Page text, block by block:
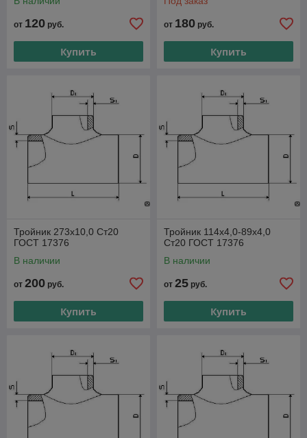
от 120 руб.
Купить
от 180 руб.
Купить
Тройник 273х10,0 Ст20
ГОСТ 17376
В наличии
от 200 руб.
Купить
Тройник 114х4,0-89х4,0
Ст20 ГОСТ 17376
В наличии
от 25 руб.
Купить